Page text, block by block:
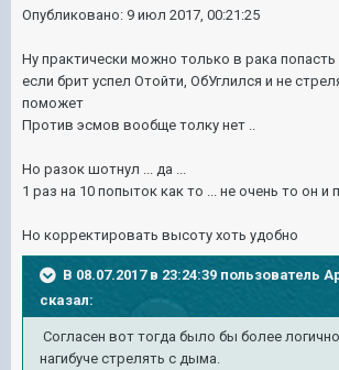
Опубликовано: 9 июл 2017, 00:21:25
Ну практически можно только в рака попасть
если брит успел Отойти, ОбУглился и не
поможет
Против эсмов вообще толку нет ..
Но разок шотнул ... да ...
1 раз на 10 попыток как то ... не очень то он и
Но корректировать высоту хоть удобно
В 08.07.2017 в 23:24:39 пользователь
сказал:
Согласен вот тогда было бы более
нагибуче стрелять с дыма.